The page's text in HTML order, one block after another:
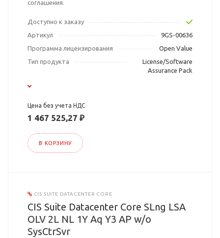
соглашения.
Доступно к заказу
Артикул
9GS-00636
Программа лицензирования
Open Value
Тип продукта
License/Software
Assurance Pack
Цена без учета НДС
1 467 525,27 ₽
В КОРЗИНУ
CIS SUITE DATACENTER CORE
CIS Suite Datacenter Core SLng LSA
OLV 2L NL 1Y Aq Y3 AP w/o
SysCtrSvr